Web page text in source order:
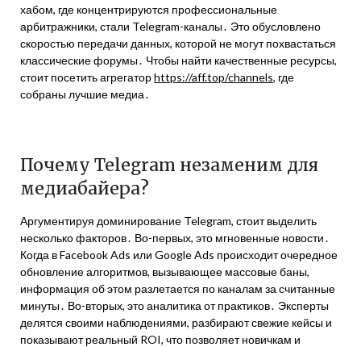
хабом, где концентрируются профессиональные
арбитражники, стали Telegram-каналы․ Это обусловлено
скоростью передачи данных, которой не могут похвастаться
классические форумы․ Чтобы найти качественные ресурсы,
стоит посетить агрегаторhttps://aff.top/channels, где
собраны лучшие медиа․
Почему Telegram незаменим для
медиабайера?
Аргументируя доминирование Telegram, стоит выделить
несколько факторов․ Во-первых, это мгновенные новости․
Когда в Facebook Ads или Google Ads происходит очередное
обновление алгоритмов, вызывающее массовые баны,
информация об этом разлетается по каналам за считанные
минуты․ Во-вторых, это аналитика от практиков․ Эксперты
делятся своими наблюдениями, разбирают свежие кейсы и
показывают реальный ROI, что позволяет новичкам и